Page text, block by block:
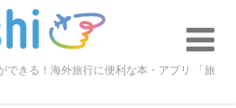
できる！海外旅行に便利な本・アプリ 「旅